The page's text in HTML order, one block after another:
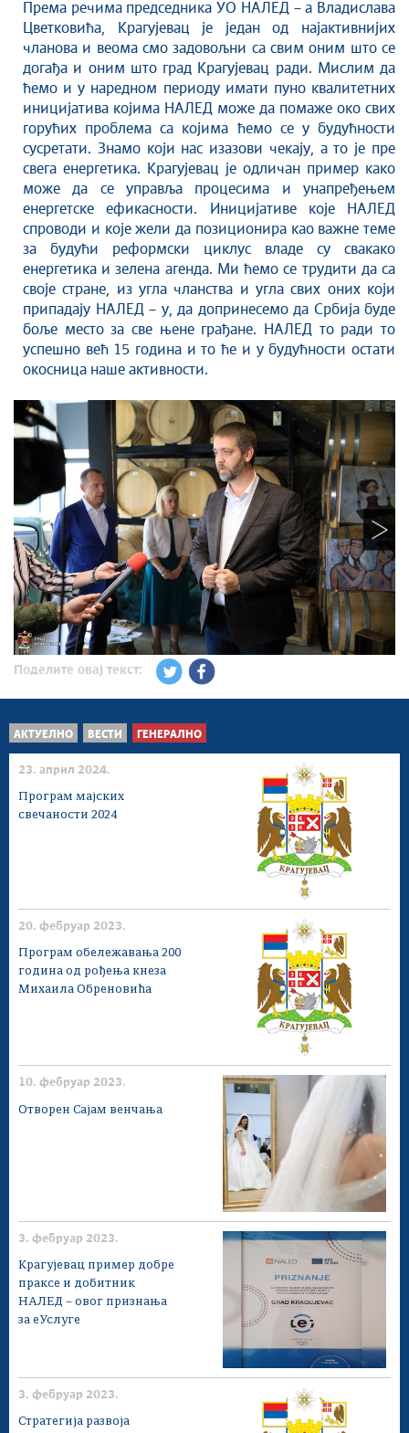
Према речима председника УО НАЛЕД – а Владислава
Цветковића, Крагујевац је један од најактивнијих
чланова и веома смо задовољни са свим оним што се
догађа и оним што град Крагујевац ради. Мислим да
ћемо и у наредном периоду имати пуно квалитетних
иницијатива којима НАЛЕД може да помаже око свих
горућих проблема са којима ћемо се у будућности
сусретати. Знамо који нас изазови чекају, а то је пре
свега енергетика. Крагујевац је одличан пример како
може да се управља процесима и унапређењем
енергетске ефикасности. Иницијативе које НАЛЕД
спроводи и које жели да позиционира као важне теме
за будући реформски циклус владе су свакако
енергетика и зелена агенда. Ми ћемо се трудити да са
своје стране, из угла чланства и угла свих оних који
припадају НАЛЕД – у, да допринесемо да Србија буде
боље место за све њене грађане. НАЛЕД то ради то
успешно већ 15 година и то ће и у будућности остати
окосница наше активности.
Поделите овај текст:
АКТУЕЛНО ВЕСТИ ГЕНЕРАЛНО
23. април 2024.
Програм мајских
свечаности 2024
20. фебруар 2023.
Програм обележавања 200
година од рођења кнеза
Михаила Обреновића
10. фебруар 2023.
Отворен Сајам венчања
3. фебруар 2023.
Крагујевац пример добре
праксе и добитник
НАЛЕД – овог признања
за еУслуге
3. фебруар 2023.
Стратегија развоја